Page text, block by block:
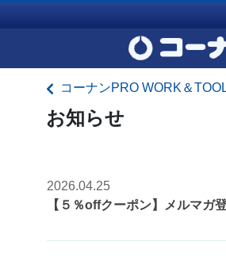
コーナンPRO WORK＆
お知らせ
2026.04.25
【５％offクーポン】メルマガ